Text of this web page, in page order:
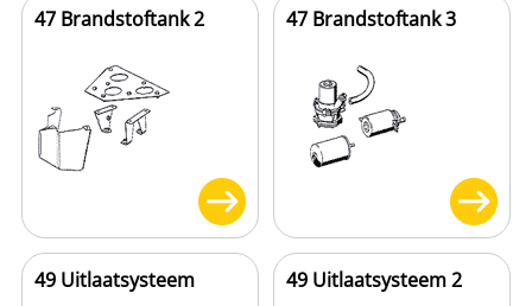
47 Brandstoftank 2 47 Brandstoftank 3
49 Uitlaatsysteem 49 Uitlaatsysteem 2